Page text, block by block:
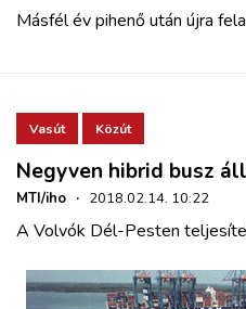
Másfél év pihenő után újra
Vasút Közút
Negyven hibrid busz
MTI/iho · 2018.02.14. 10:22
A Volvók Dél-Pesten